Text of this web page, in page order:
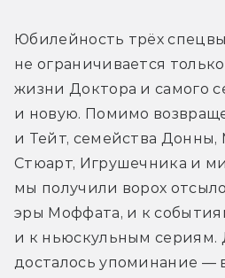
Юбилейность трёх
не ограничивается
жизни Доктора и самого
и новую. Помимо
и Тейт, семейства
Стюарт, Игрушечника и
мы получили ворох
эры Моффата, и к
и к ньюскульным
досталось упоминание —